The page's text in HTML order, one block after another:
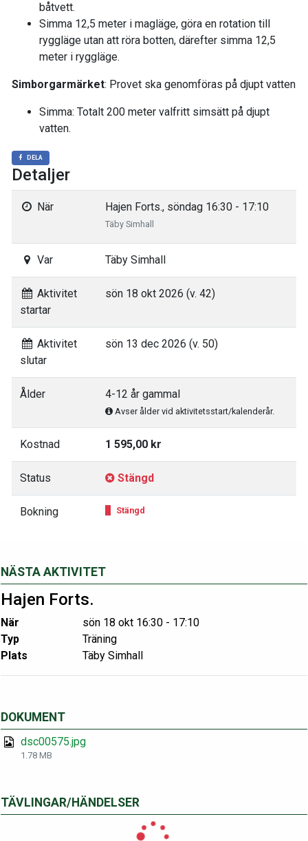
NÄSTA AKTIVITET
Hajen Forts.
När
sön 18 okt 16:30 - 17:10
Typ
Träning
Plats
Täby Simhall
DOKUMENT
dsc00575.jpg
1.78 MB
TÄVLINGAR/HÄNDELSER
båtvett.
Simma 12,5 meter i magläge, göra en rotation till
ryggläge utan att röra botten, därefter simma 12,5
meter i ryggläge.
Simborgarmärket: Provet ska genomföras på djupt vatten
Simma: Totalt 200 meter valfritt simsätt på djupt
vatten.
DELA
Detaljer
När Hajen Forts., söndag 16:30 - 17:10
Täby Simhall
Var Täby Simhall
Aktivitet
startar
sön 18 okt 2026 (v. 42)
Aktivitet
slutar
sön 13 dec 2026 (v. 50)
Ålder 4-12 år gammal
Avser ålder vid aktivitetsstart/kalenderår.
Kostnad 1 595,00 kr
Status Stängd
Bokning Stängd